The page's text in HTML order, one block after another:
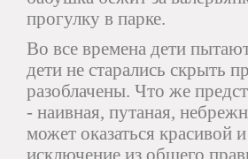
прогулку в парке.
Во все времена дети
дети не старались скрыть
разоблачены. Что же
- наивная, путаная,
может оказаться красивой
исключение из общего